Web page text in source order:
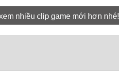
nhiều clip game mới hơn nhé!